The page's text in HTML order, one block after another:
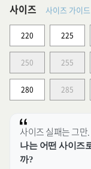
사이즈 사이즈 가이드
220 225
250 255
280 285
사이즈 실패는 그만.
나는 어떤 사이즈
까?